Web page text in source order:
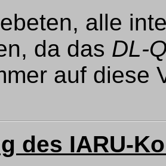
alle
da das DL-
auf diese
des IARU-